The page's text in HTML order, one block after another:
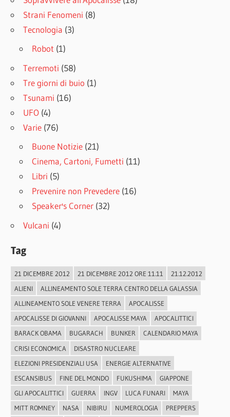
Strani Fenomeni (8)
Tecnologia (3)
Robot (1)
Terremoti (58)
Tre giorni di buio (1)
Tsunami (16)
UFO (4)
Varie (76)
Buone Notizie (21)
Cinema, Cartoni, Fumetti (11)
Libri (5)
Prevenire non Prevedere (16)
Speaker's Corner (32)
Vulcani (4)
Tag
21 DICEMBRE 2012 21 DICEMBRE 2012 ORE 11.11
21.12.2012
ALIENI
ALLINEAMENTO SOLE TERRA CENTRO DELLA GALASSIA
ALLINEAMENTO SOLE VENERE TERRA
APOCALISSE
APOCALISSE DI GIOVANNI
APOCALISSE MAYA
APOCALITTICI
BARACK OBAMA
BUGARACH BUNKER
CALENDARIO MAYA
CRISI ECONOMICA
DISASTRO NUCLEARE
ELEZIONI PRESIDENZIALI USA
ENERGIE ALTERNATIVE
ESCANSIBUS
FINE DEL MONDO FUKUSHIMA
GIAPPONE
GLI APOCALITTICI
GUERRA INGV LUCA FUNARI
MAYA
MITT ROMNEY
NASA NIBIRU NUMEROLOGIA PREPPERS